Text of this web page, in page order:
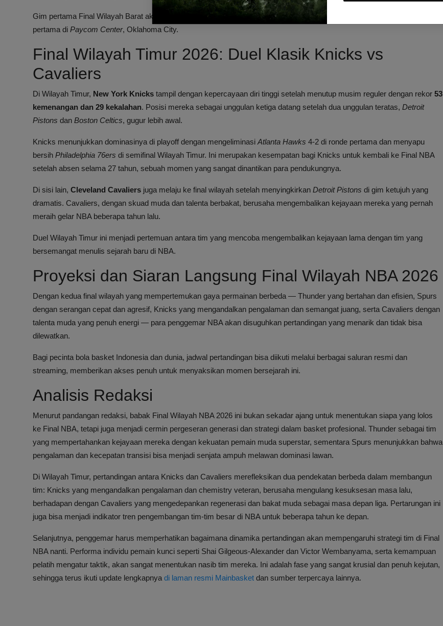
Gim pertama Final Wilayah Barat akan dimulai pada Senin, 18 Mei 2026, dengan Thunder yang akan menggelar dua gim
pertama di Paycom Center, Oklahoma City.
Final Wilayah Timur 2026: Duel Klasik Knicks vs
Cavaliers
Di Wilayah Timur, New York Knicks tampil dengan kepercayaan diri tinggi setelah menutup musim reguler dengan rekor 53
kemenangan dan 29 kekalahan. Posisi mereka sebagai unggulan ketiga datang setelah dua unggulan teratas, Detroit
Pistons dan Boston Celtics, gugur lebih awal.
Knicks menunjukkan dominasinya di playoff dengan mengeliminasi Atlanta Hawks 4-2 di ronde pertama dan menyapu
bersih Philadelphia 76ers di semifinal Wilayah Timur. Ini merupakan kesempatan bagi Knicks untuk kembali ke Final NBA
setelah absen selama 27 tahun, sebuah momen yang sangat dinantikan para pendukungnya.
Di sisi lain, Cleveland Cavaliers juga melaju ke final wilayah setelah menyingkirkan Detroit Pistons di gim ketujuh yang
dramatis. Cavaliers, dengan skuad muda dan talenta berbakat, berusaha mengembalikan kejayaan mereka yang pernah
meraih gelar NBA beberapa tahun lalu.
Duel Wilayah Timur ini menjadi pertemuan antara tim yang mencoba mengembalikan kejayaan lama dengan tim yang
bersemangat menulis sejarah baru di NBA.
Proyeksi dan Siaran Langsung Final Wilayah NBA 2026
Dengan kedua final wilayah yang mempertemukan gaya permainan berbeda — Thunder yang bertahan dan efisien, Spurs
dengan serangan cepat dan agresif, Knicks yang mengandalkan pengalaman dan semangat juang, serta Cavaliers dengan
talenta muda yang penuh energi — para penggemar NBA akan disuguhkan pertandingan yang menarik dan tidak bisa
dilewatkan.
Bagi pecinta bola basket Indonesia dan dunia, jadwal pertandingan bisa diikuti melalui berbagai saluran resmi dan
streaming, memberikan akses penuh untuk menyaksikan momen bersejarah ini.
Analisis Redaksi
Menurut pandangan redaksi, babak Final Wilayah NBA 2026 ini bukan sekadar ajang untuk menentukan siapa yang lolos
ke Final NBA, tetapi juga menjadi cermin pergeseran generasi dan strategi dalam basket profesional. Thunder sebagai tim
yang mempertahankan kejayaan mereka dengan kekuatan pemain muda superstar, sementara Spurs menunjukkan bahwa
pengalaman dan kecepatan transisi bisa menjadi senjata ampuh melawan dominasi lawan.
Di Wilayah Timur, pertandingan antara Knicks dan Cavaliers merefleksikan dua pendekatan berbeda dalam membangun
tim: Knicks yang mengandalkan pengalaman dan chemistry veteran, berusaha mengulang kesuksesan masa lalu,
berhadapan dengan Cavaliers yang mengedepankan regenerasi dan bakat muda sebagai masa depan liga. Pertarungan ini
juga bisa menjadi indikator tren pengembangan tim-tim besar di NBA untuk beberapa tahun ke depan.
Selanjutnya, penggemar harus memperhatikan bagaimana dinamika pertandingan akan mempengaruhi strategi tim di Final
NBA nanti. Performa individu pemain kunci seperti Shai Gilgeous-Alexander dan Victor Wembanyama, serta kemampuan
pelatih mengatur taktik, akan sangat menentukan nasib tim mereka. Ini adalah fase yang sangat krusial dan penuh kejutan,
sehingga terus ikuti update lengkapnya di laman resmi Mainbasket dan sumber terpercaya lainnya.